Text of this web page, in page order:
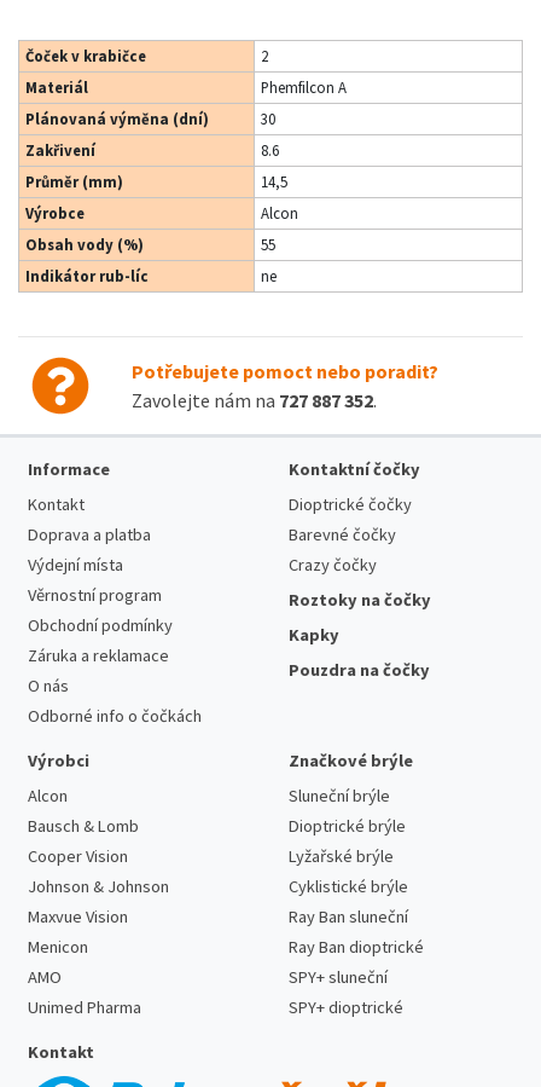
Čoček v krabičce
2
Materiál
Phemfilcon A
Plánovaná výměna (dní)
30
Zakřivení
8.6
Průměr (mm)
14,5
Výrobce
Alcon
Obsah vody (%)
55
Indikátor rub-líc
ne
Potřebujete pomoct nebo poradit?
Zavolejte nám na 727 887 352.
Informace
Kontakt
Doprava a platba
Výdejní místa
Věrnostní program
Obchodní podmínky
Záruka a reklamace
O nás
Odborné info o čočkách
Kontaktní čočky
Dioptrické čočky
Barevné čočky
Crazy čočky
Roztoky na čočky
Kapky
Pouzdra na čočky
Výrobci
Alcon
Bausch & Lomb
Cooper Vision
Johnson & Johnson
Maxvue Vision
Menicon
AMO
Unimed Pharma
Značkové brýle
Sluneční brýle
Dioptrické brýle
Lyžařské brýle
Cyklistické brýle
Ray Ban sluneční
Ray Ban dioptrické
SPY+ sluneční
SPY+ dioptrické
Kontakt